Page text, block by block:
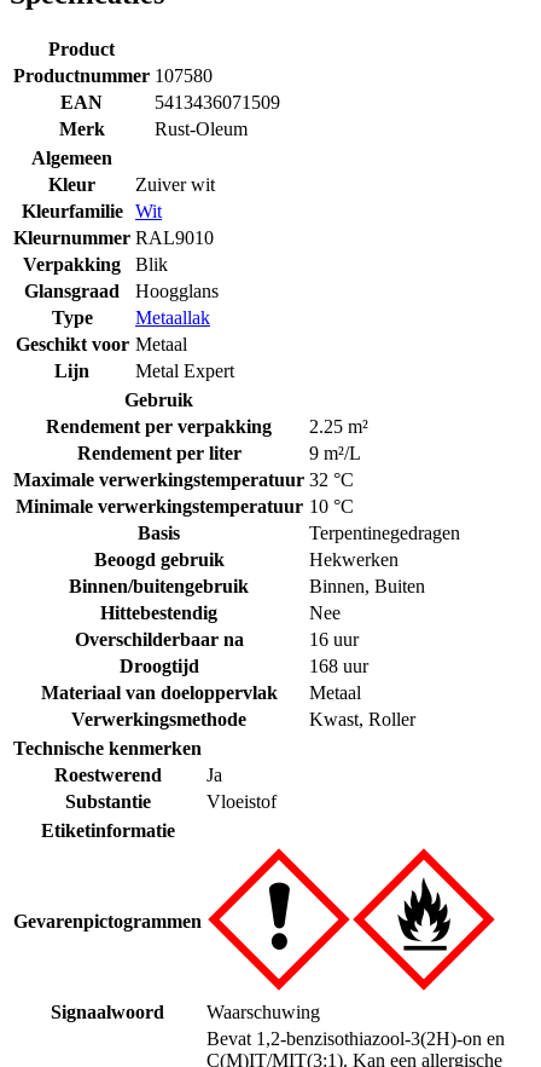
Product
Productnummer 107580
EAN
5413436071509
Merk
Rust-Oleum
Algemeen
Kleur
Zuiver wit
Kleurfamilie
Wit
Kleurnummer RAL9010
Verpakking
Blik
Glansgraad
Hoogglans
Type
Metaallak
Geschikt voor Metaal
Lijn
Metal Expert
Gebruik
Rendement per verpakking
2.25 m²
Rendement per liter
9 m²/L
Maximale verwerkingstemperatuur 32 °C
Minimale verwerkingstemperatuur 10 °C
Basis
Terpentinegedragen
Beoogd gebruik
Hekwerken
Binnen/buitengebruik
Binnen, Buiten
Hittebestendig
Nee
Overschilderbaar na
16 uur
Droogtijd
168 uur
Materiaal van doeloppervlak
Metaal
Verwerkingsmethode
Kwast, Roller
Technische kenmerken
Roestwerend
Ja
Substantie
Vloeistof
Etiketinformatie
Gevarenpictogrammen
Signaalwoord
Waarschuwing
Bevat 1,2-benzisothiazool-3(2H)-on en
C(M)IT/MIT(3:1). Kan een allergische